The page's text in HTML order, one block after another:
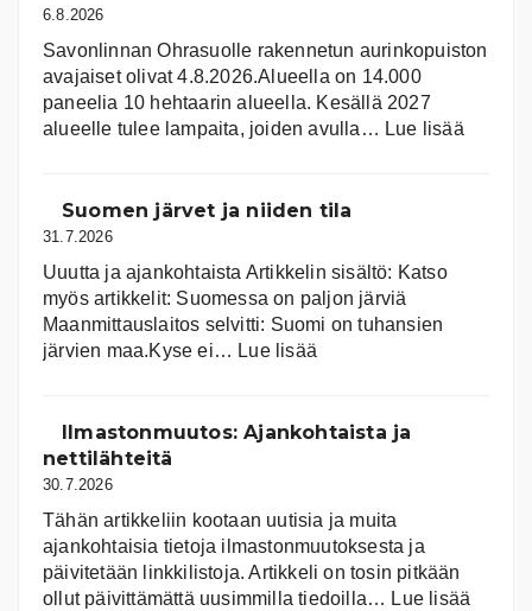
6.8.2026
Savonlinnan Ohrasuolle rakennetun aurinkopuiston
avajaiset olivat 4.8.2026.Alueella on 14.000
paneelia 10 hehtaarin alueella. Kesällä 2027
alueelle tulee lampaita, joiden avulla… Lue lisää:
Suomen järvet ja niiden tila
31.7.2026
Uuutta ja ajankohtaista Artikkelin sisältö: Katso
myös artikkelit: Suomessa on pal­jon jär­viä
Maanmittauslaitos selvitti: Suomi on tuhansien
järvien maa.Kyse ei… Lue lisää
ja
Ilmastonmuutos: Ajankohtaista ja
nettilähteitä
30.7.2026
Tähän artikkeliin kootaan uutisia ja muita
ajankohtaisia tietoja ilmastonmuutoksesta ja
päivitetään linkkilistoja. Artikkeli on tosin pitkään
ollut päivittämättä uusimmilla tiedoilla… Lue lisää